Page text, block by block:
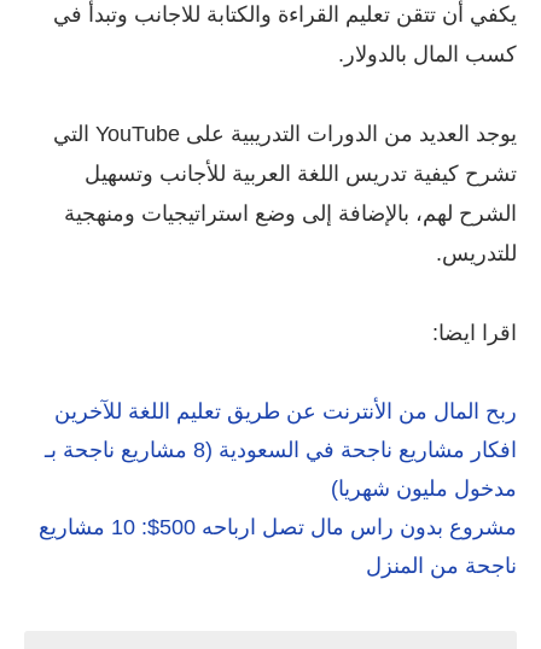
يكفي أن تتقن تعليم القراءة والكتابة للاجانب وتبدأ في
كسب المال بالدولار.
يوجد العديد من الدورات التدريبية على YouTube التي
تشرح كيفية تدريس اللغة العربية للأجانب وتسهيل
الشرح لهم، بالإضافة إلى وضع استراتيجيات ومنهجية
للتدريس.
اقرا ايضا:
ربح المال من الأنترنت عن طريق تعليم اللغة للآخرين
افكار مشاريع ناجحة في السعودية (8 مشاريع ناجحة بـ
مدخول مليون شهريا)
مشروع بدون راس مال تصل ارباحه 500$: 10 مشاريع
ناجحة من المنزل